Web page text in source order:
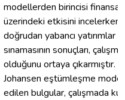
modellerden birincisi finansal
üzerindeki etkisini
doğrudan yabancı yatırımlar
sınamasının sonuçları,
olduğunu ortaya
Johansen eştümleşme
edilen bulgular, çalışmada